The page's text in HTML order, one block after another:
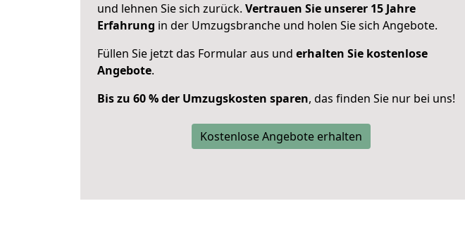
und lehnen Sie sich zurück. Vertrauen Sie unserer 15 Jahre
Erfahrung in der Umzugsbranche und holen Sie sich Angebote.
Füllen Sie jetzt das Formular aus und erhalten Sie kostenlose
Angebote.
Bis zu 60 % der Umzugskosten sparen, das finden Sie nur bei uns!
Kostenlose Angebote erhalten